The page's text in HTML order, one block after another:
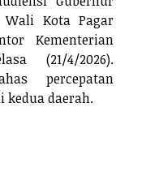
Kota Pagar
Kementerian
(21/4/2026).
percepatan
kedua daerah.